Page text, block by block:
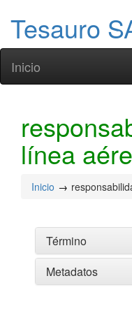
Tesauro
Inicio
línea
Inicio
Término
Metadatos